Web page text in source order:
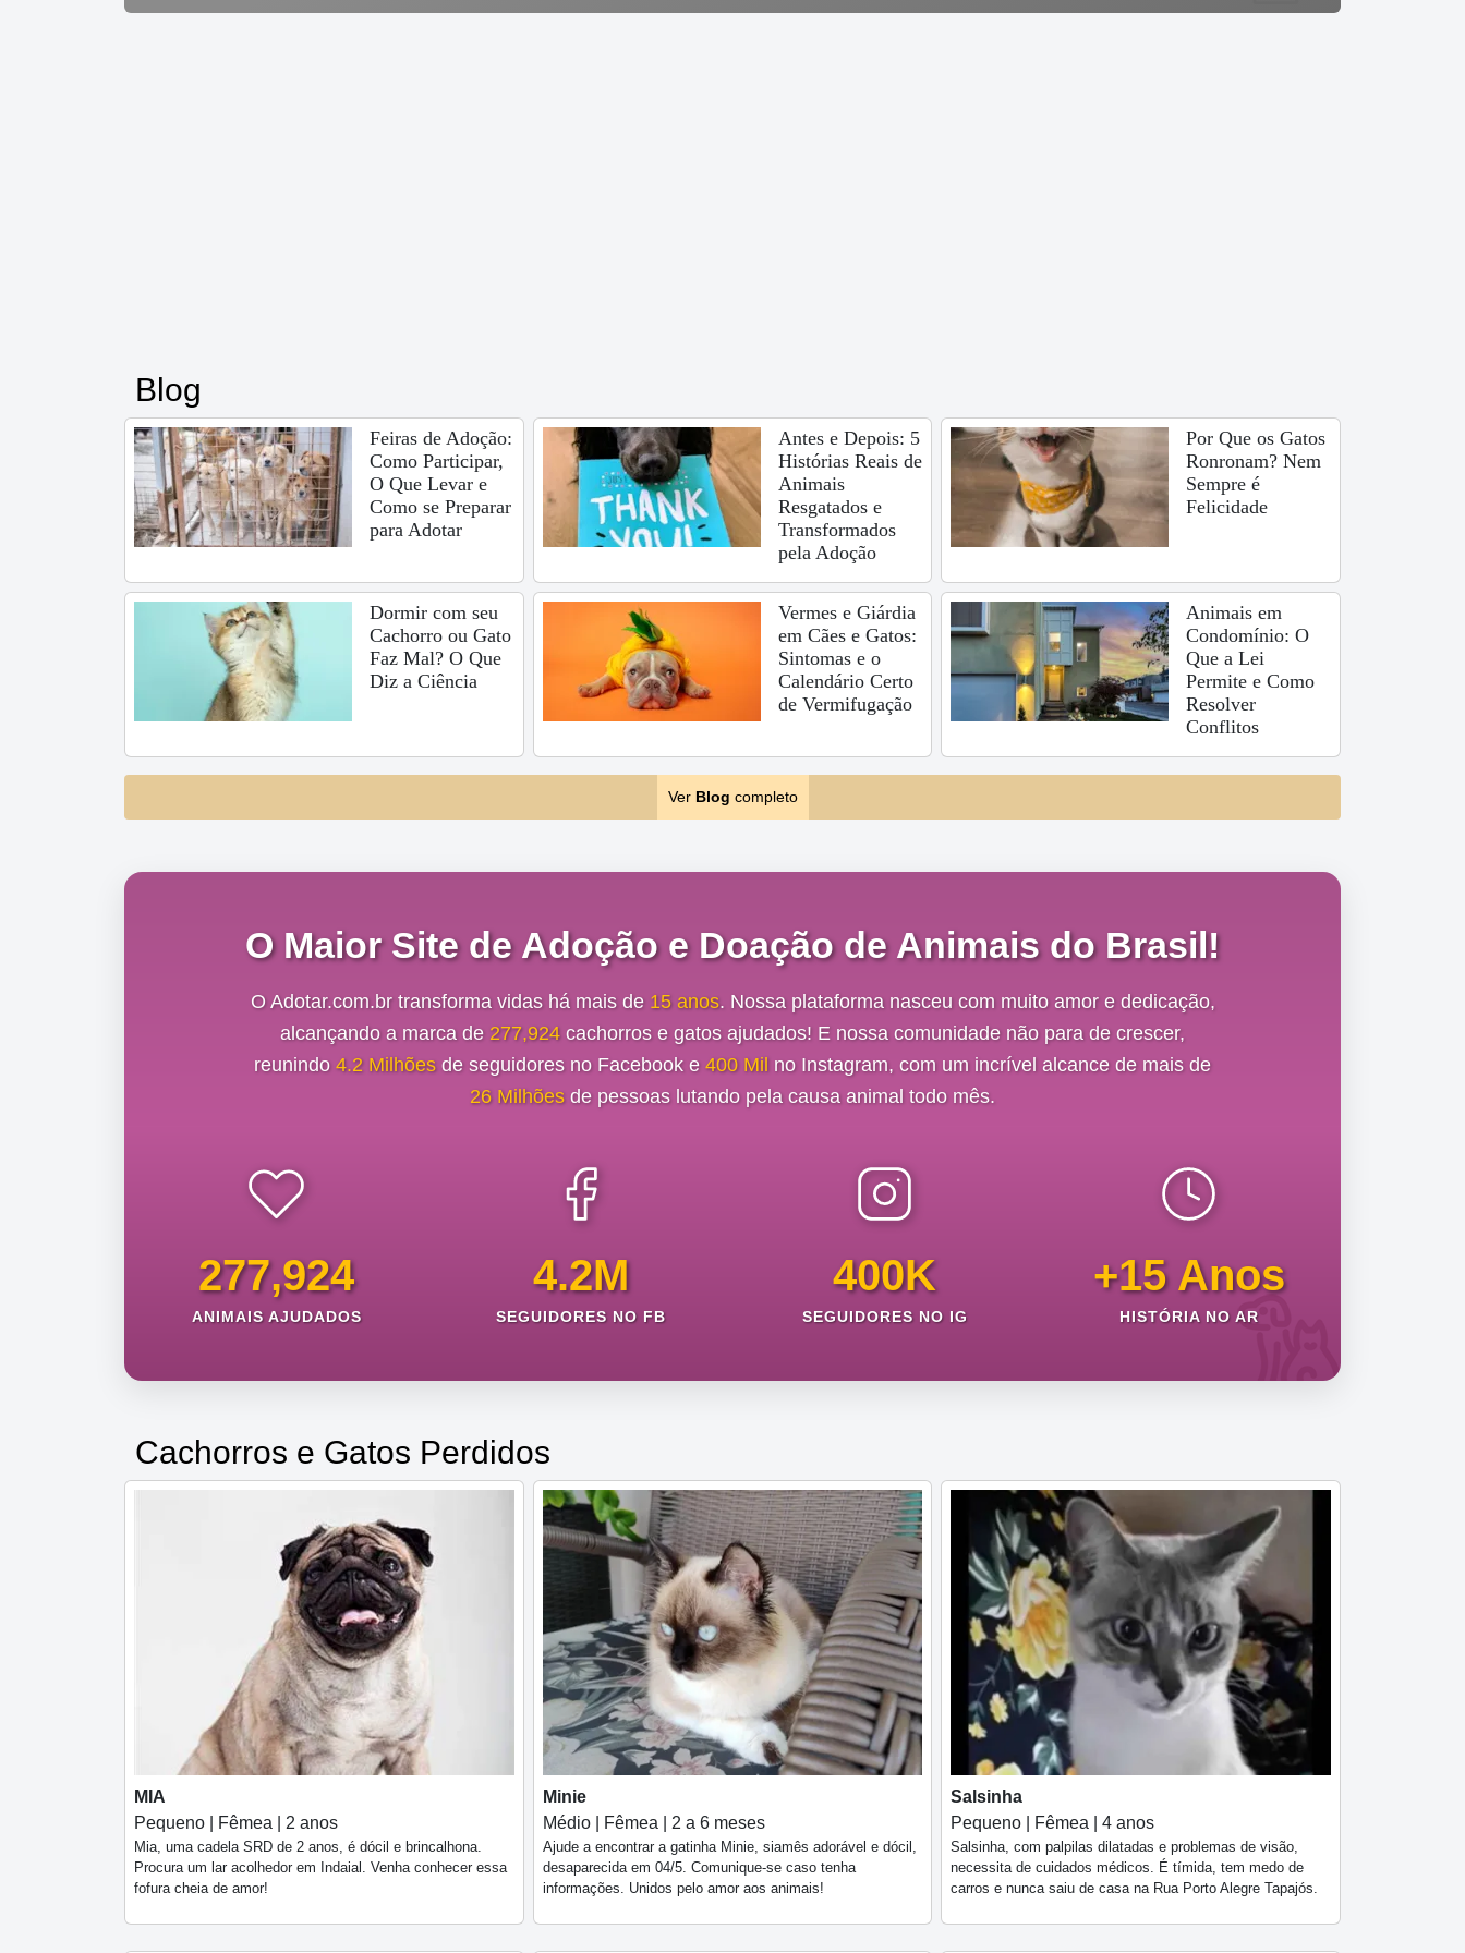
Blog
Feiras de Adoção:
Como Participar,
O Que Levar e
Como se Preparar
para Adotar
Antes e Depois: 5
Histórias Reais de
Animais
Resgatados e
Transformados
pela Adoção
Por Que os Gatos
Ronronam? Nem
Sempre é
Felicidade
Dormir com seu
Cachorro ou Gato
Faz Mal? O Que
Diz a Ciência
Vermes e Giárdia
em Cães e Gatos:
Sintomas e o
Calendário Certo
de Vermifugação
Animais em
Condomínio: O
Que a Lei
Permite e Como
Resolver
Conflitos
Ver Blog completo
O Maior Site de Adoção e Doação de Animais do Brasil!
O Adotar.com.br transforma vidas há mais de 15 anos. Nossa plataforma nasceu com muito amor e dedicação,
alcançando a marca de 277,924 cachorros e gatos ajudados! E nossa comunidade não para de crescer,
reunindo 4.2 Milhõesde seguidores no Facebook e 400 Mil no Instagram, com um incrível alcance de mais de
26 Milhõesde pessoas lutando pela causa animal todo mês.
277,924
ANIMAIS AJUDADOS
4.2M
SEGUIDORES NO FB
400K
SEGUIDORES NO IG
+15 Anos
HISTÓRIA NO AR
Cachorros e Gatos Perdidos
MIA
Pequeno | Fêmea | 2 anos
Mia, uma cadela SRD de 2 anos, é dócil e brincalhona.
Procura um lar acolhedor em Indaial. Venha conhecer essa
fofura cheia de amor!
Minie
Médio | Fêmea | 2 a 6 meses
Ajude a encontrar a gatinha Minie, siamês adorável e dócil,
desaparecida em 04/5. Comunique-se caso tenha
informações. Unidos pelo amor aos animais!
Salsinha
Pequeno | Fêmea | 4 anos
Salsinha, com palpilas dilatadas e problemas de visão,
necessita de cuidados médicos. É tímida, tem medo de
carros e nunca saiu de casa na Rua Porto Alegre Tapajós.